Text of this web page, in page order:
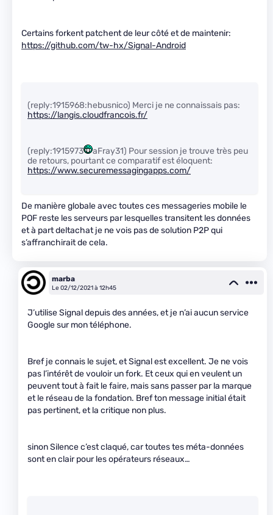
Certains forkent patchent de leur côté et de maintenir:
https://github.com/tw-hx/Signal-Android
(reply:1915968:hebusnico) Merci je ne connaissais pas:
https://langis.cloudfrancois.fr/
(reply:1915973
aFray31) Pour session je trouve très peu
de retours, pourtant ce comparatif est éloquent:
https://www.securemessagingapps.com/
De manière globale avec toutes ces messageries mobile le
POF reste les serveurs par lesquelles transitent les données
et à part deltachat je ne vois pas de solution P2P qui
s’affranchirait de cela.
marba
Le 02/12/2021 à 12h45
J’utilise Signal depuis des années, et je n’ai aucun service
Google sur mon téléphone.
Bref je connais le sujet, et Signal est excellent. Je ne vois
pas l’intérêt de vouloir un fork. Et ceux qui en veulent un
peuvent tout à fait le faire, mais sans passer par la marque
et le réseau de la fondation. Bref ton message initial était
pas pertinent, et la critique non plus.
sinon Silence c’est claqué, car toutes tes méta-données
sont en clair pour les opérateurs réseaux…